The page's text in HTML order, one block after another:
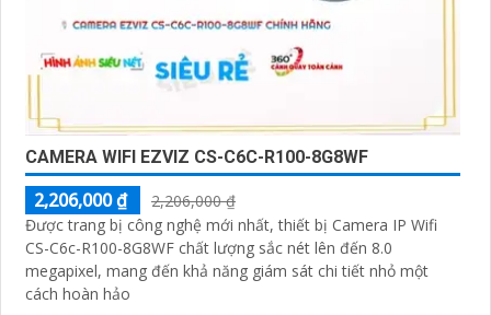
CAMERA WIFI EZVIZ CS-C6C-R100-8G8WF
2,206,000 ₫
2,206,000 ₫
Được trang bị công nghệ mới nhất, thiết bị Camera IP Wifi
CS-C6c-R100-8G8WF chất lượng sắc nét lên đến 8.0
megapixel, mang đến khả năng giám sát chi tiết nhỏ một
cách hoàn hảo